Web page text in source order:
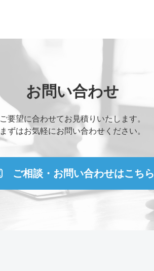
お問い合わせ
ご要望に合わせてお見積りいたします。
まずはお気軽にお問い合わせください。
ご相談・お問い合わせはこちら